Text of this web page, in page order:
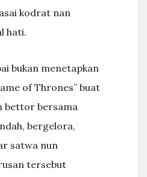
kodrat nan
hati.
bukan menetapkan
of Thrones” buat
bettor bersama
bergelora,
satwa nun
tersebut